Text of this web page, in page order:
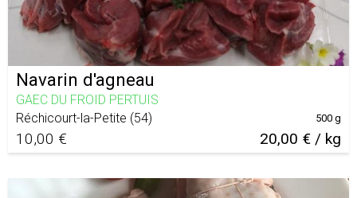
Navarin d'agneau
GAEC DU FROID PERTUIS
Réchicourt-la-Petite (54)
10,00 € 20,00 € / kg
500 g